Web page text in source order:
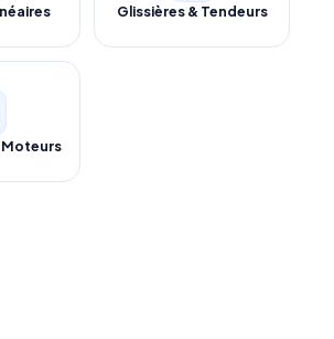
Glissières & Tendeurs
Moteurs